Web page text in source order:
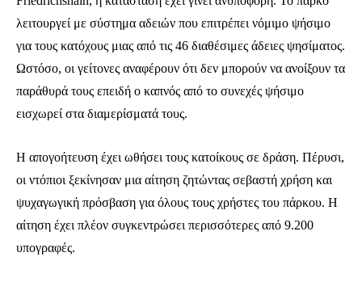
λειτουργεί με σύστημα αδειών που επιτρέπει νόμιμο ψήσιμο
για τους κατόχους μιας από τις 46 διαθέσιμες άδειες ψησίματος.
Ωστόσο, οι γείτονες αναφέρουν ότι δεν μπορούν να ανοίξουν τα
παράθυρά τους επειδή ο καπνός από το συνεχές ψήσιμο
εισχωρεί στα διαμερίσματά τους.
Η απογοήτευση έχει ωθήσει τους κατοίκους σε δράση. Πέρυσι,
οι ντόπιοι ξεκίνησαν μια αίτηση ζητώντας σεβαστή χρήση και
ψυχαγωγική πρόσβαση για όλους τους χρήστες του πάρκου. Η
αίτηση έχει πλέον συγκεντρώσει περισσότερες από 9.200
υπογραφές.